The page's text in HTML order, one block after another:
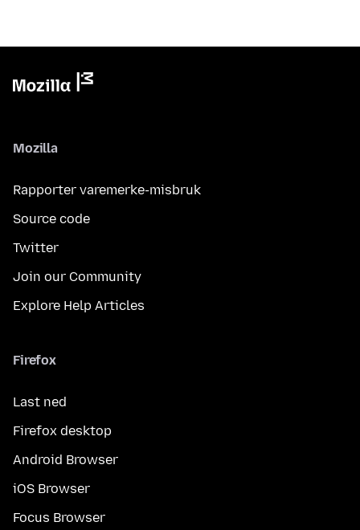
Mozilla
Rapporter varemerke-misbruk
Source code
Twitter
Join our Community
Explore Help Articles
Firefox
Last ned
Firefox desktop
Android Browser
iOS Browser
Focus Browser